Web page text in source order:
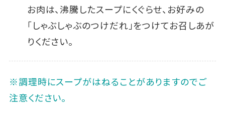
お肉は、沸騰したスープにくぐらせ、お好みの
「しゃぶしゃぶのつけだれ」をつけてお召しあが
りください。
※調理時にスープがはねることがありますのでご
注意ください。